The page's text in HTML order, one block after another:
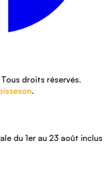
droits réservés.
.
au 23 août inclus –